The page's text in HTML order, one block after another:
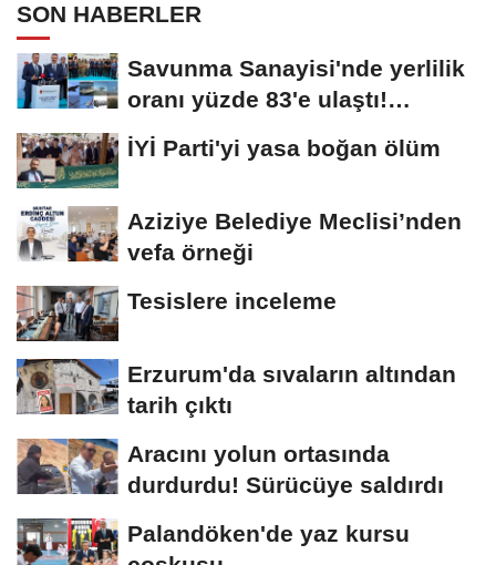
SON HABERLER
Savunma Sanayisi'nde yerlilik
oranı yüzde 83'e ulaştı!
Erzurum da...
İYİ Parti'yi yasa boğan ölüm
Aziziye Belediye Meclisi’nden
vefa örneği
Tesislere inceleme
Erzurum'da sıvaların altından
tarih çıktı
Aracını yolun ortasında
durdurdu! Sürücüye saldırdı
Palandöken'de yaz kursu